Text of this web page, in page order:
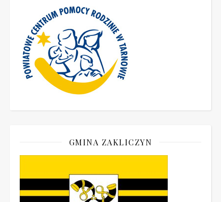
GMINA ZAKLICZYN